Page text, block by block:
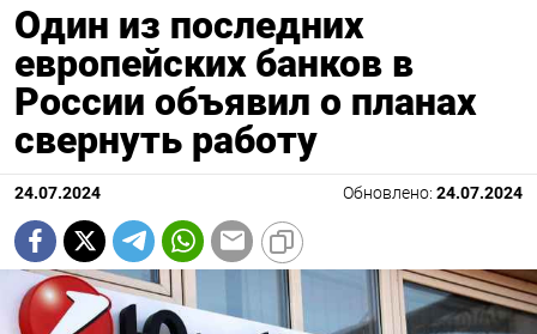
Один из последних
европейских банков в
России объявил о планах
свернуть работу
24.07.2024 Обновлено: 24.07.2024